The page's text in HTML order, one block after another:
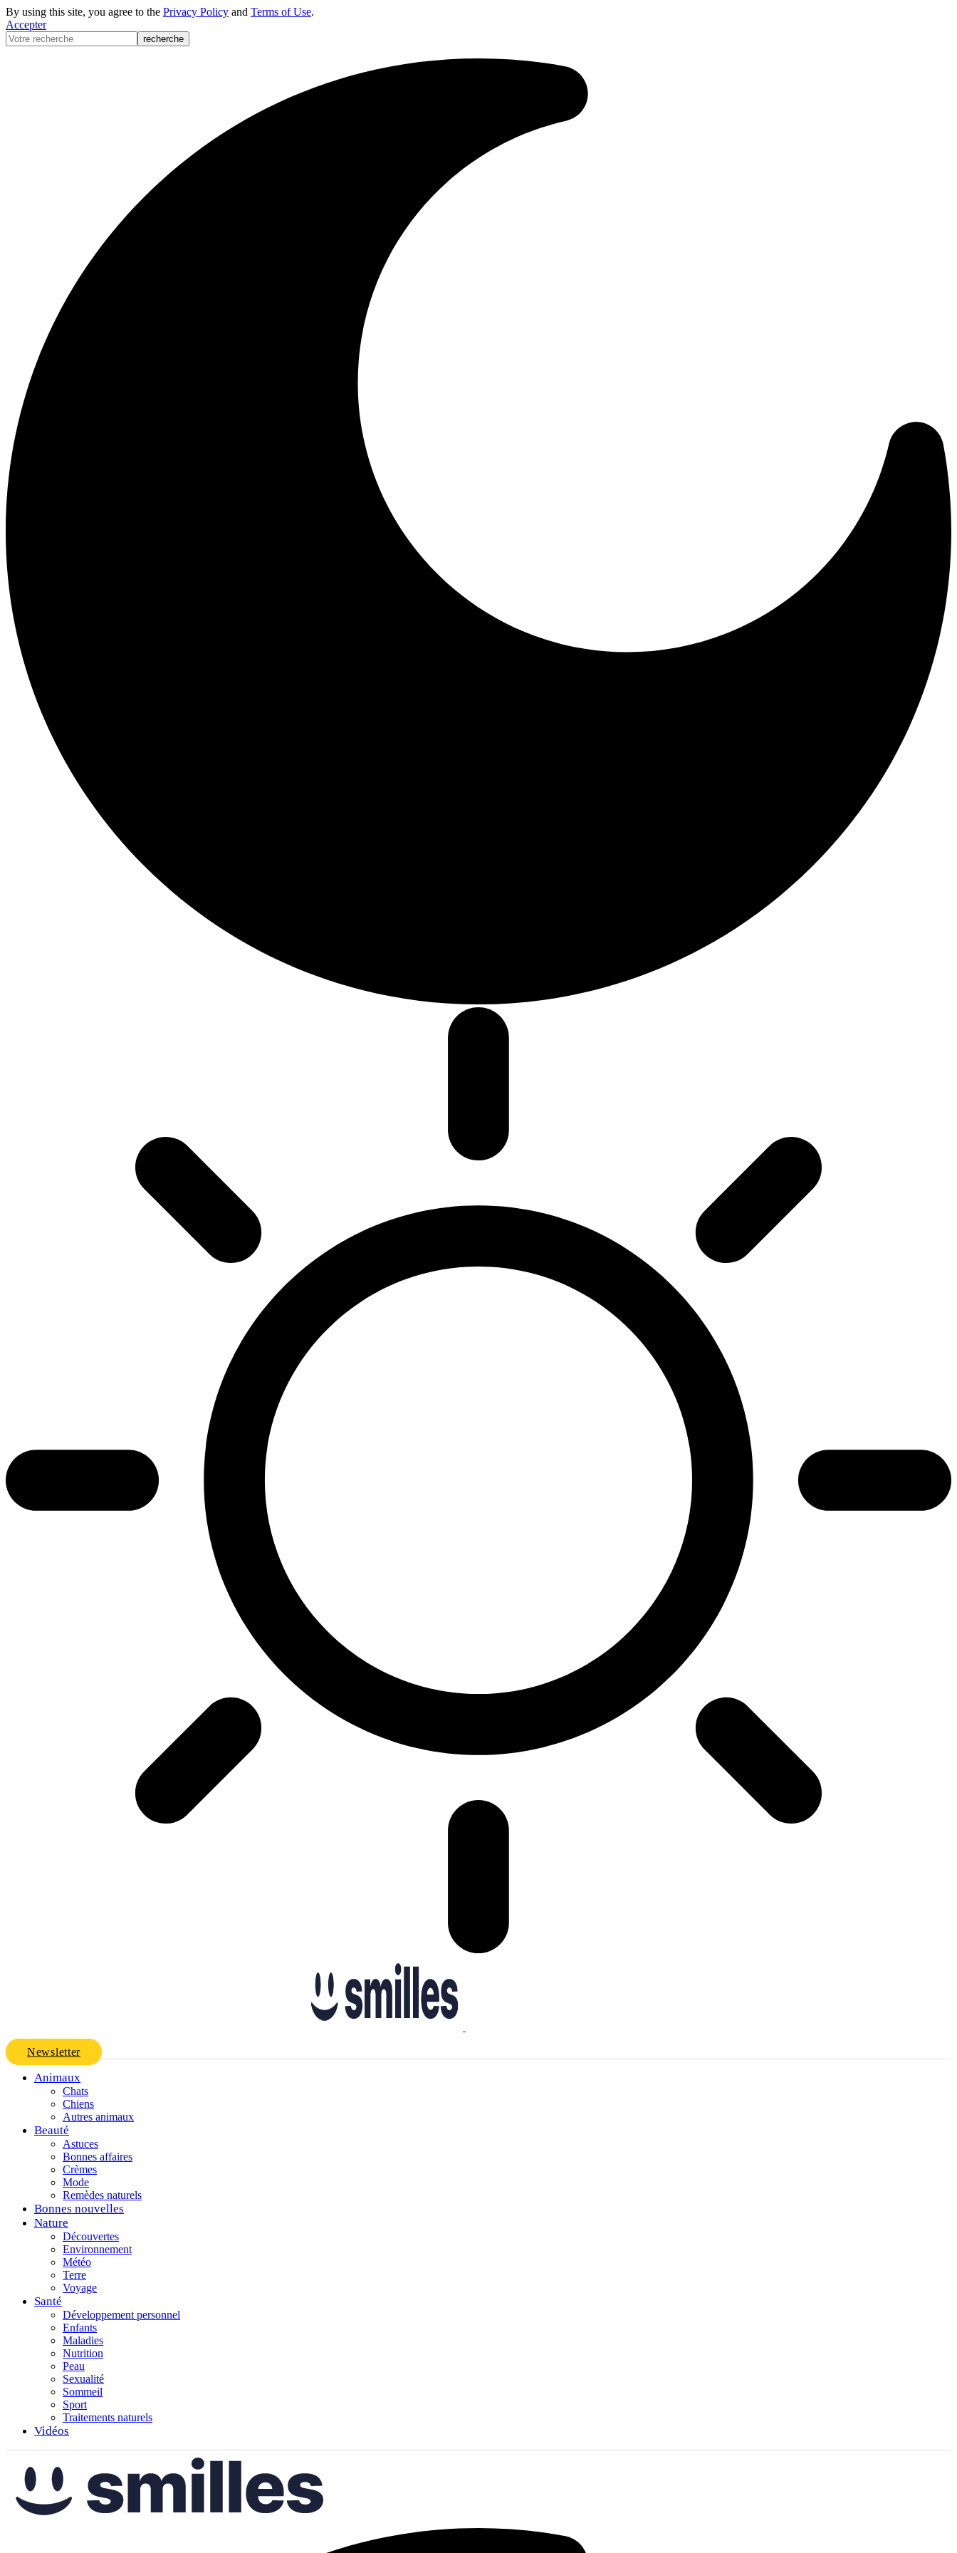
By using this site, you agree to the Privacy Policy and Terms of Use.
Accepter
Newsletter
Animaux
Chats
Chiens
Autres animaux
Beauté
Astuces
Bonnes affaires
Crèmes
Mode
Remèdes naturels
Bonnes nouvelles
Nature
Découvertes
Environnement
Météo
Terre
Voyage
Santé
Développement personnel
Enfants
Maladies
Nutrition
Peau
Sexualité
Sommeil
Sport
Traitements naturels
Vidéos